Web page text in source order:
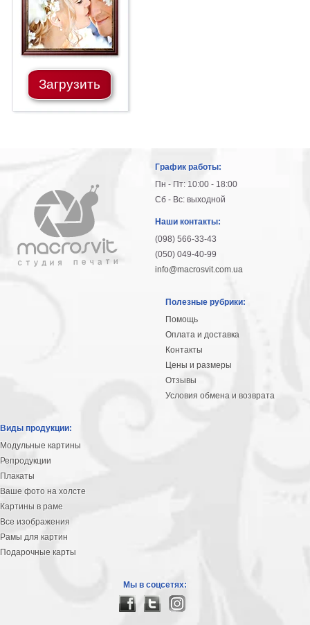
Загрузить
График работы:
Пн - Пт: 10:00 - 18:00
Сб - Вс: выходной
Наши контакты:
(098) 566-33-43
(050) 049-40-99
info@macrosvit.com.ua
Полезные рубрики:
Помощь
Оплата и доставка
Контакты
Цены и размеры
Отзывы
Условия обмена и возврата
Виды продукции:
Модульные картины
Репродукции
Плакаты
Ваше фото на холсте
Картины в раме
Все изображения
Рамы для картин
Подарочные карты
Мы в соцсетях: